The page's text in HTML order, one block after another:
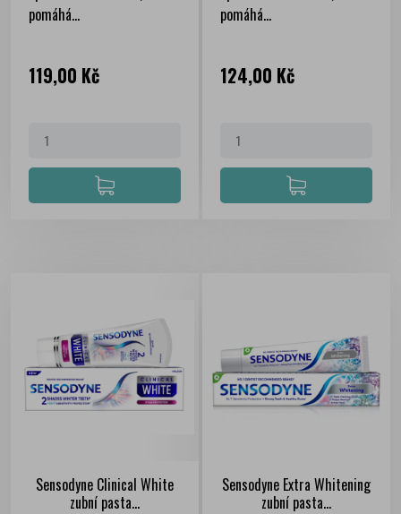
pomáhá...
Cena
119,00 Kč
pomáhá...
Cena
124,00 Kč
Sensodyne Clinical White
zubní pasta...
Sensodyne Extra Whitening
zubní pasta...